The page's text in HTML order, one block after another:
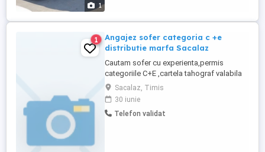
1
1
Angajez sofer categoria c +e
distributie marfa Sacalaz
Cautam sofer cu experienta,permis
categoriile C+E ,cartela tahograf valabila
pt distributie marfa din Sacalaz. Jud
Timis va avea ca sarcini : - preluare marfa
si livrare catre clienti -aprovizionare cu
marfa. Disponibilitate imediata. Salar intre
Sacalaz, Timis
30 iunie
Telefon validat